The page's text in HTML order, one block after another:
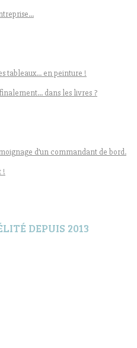
tableaux… en peinture !
dans les livres ?
d’un commandant de bord.
!
DEPUIS 2013